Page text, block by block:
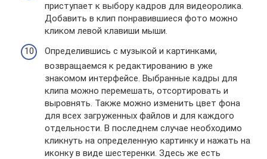
приступает к выбору кадров для видеоролика.
Добавить в клип понравившиеся фото можно
кликом левой клавиши мыши.
Определившись с музыкой и картинками,
возвращаемся к редактированию в уже
знакомом интерфейсе. Выбранные кадры для
клипа можно перемешать, отсортировать и
выровнять. Также можно изменить цвет фона
для всех загруженных файлов и для каждого
отдельности. В последнем случае необходимо
кликнуть на определенную картинку и нажать на
иконку в виде шестеренки. Здесь же есть